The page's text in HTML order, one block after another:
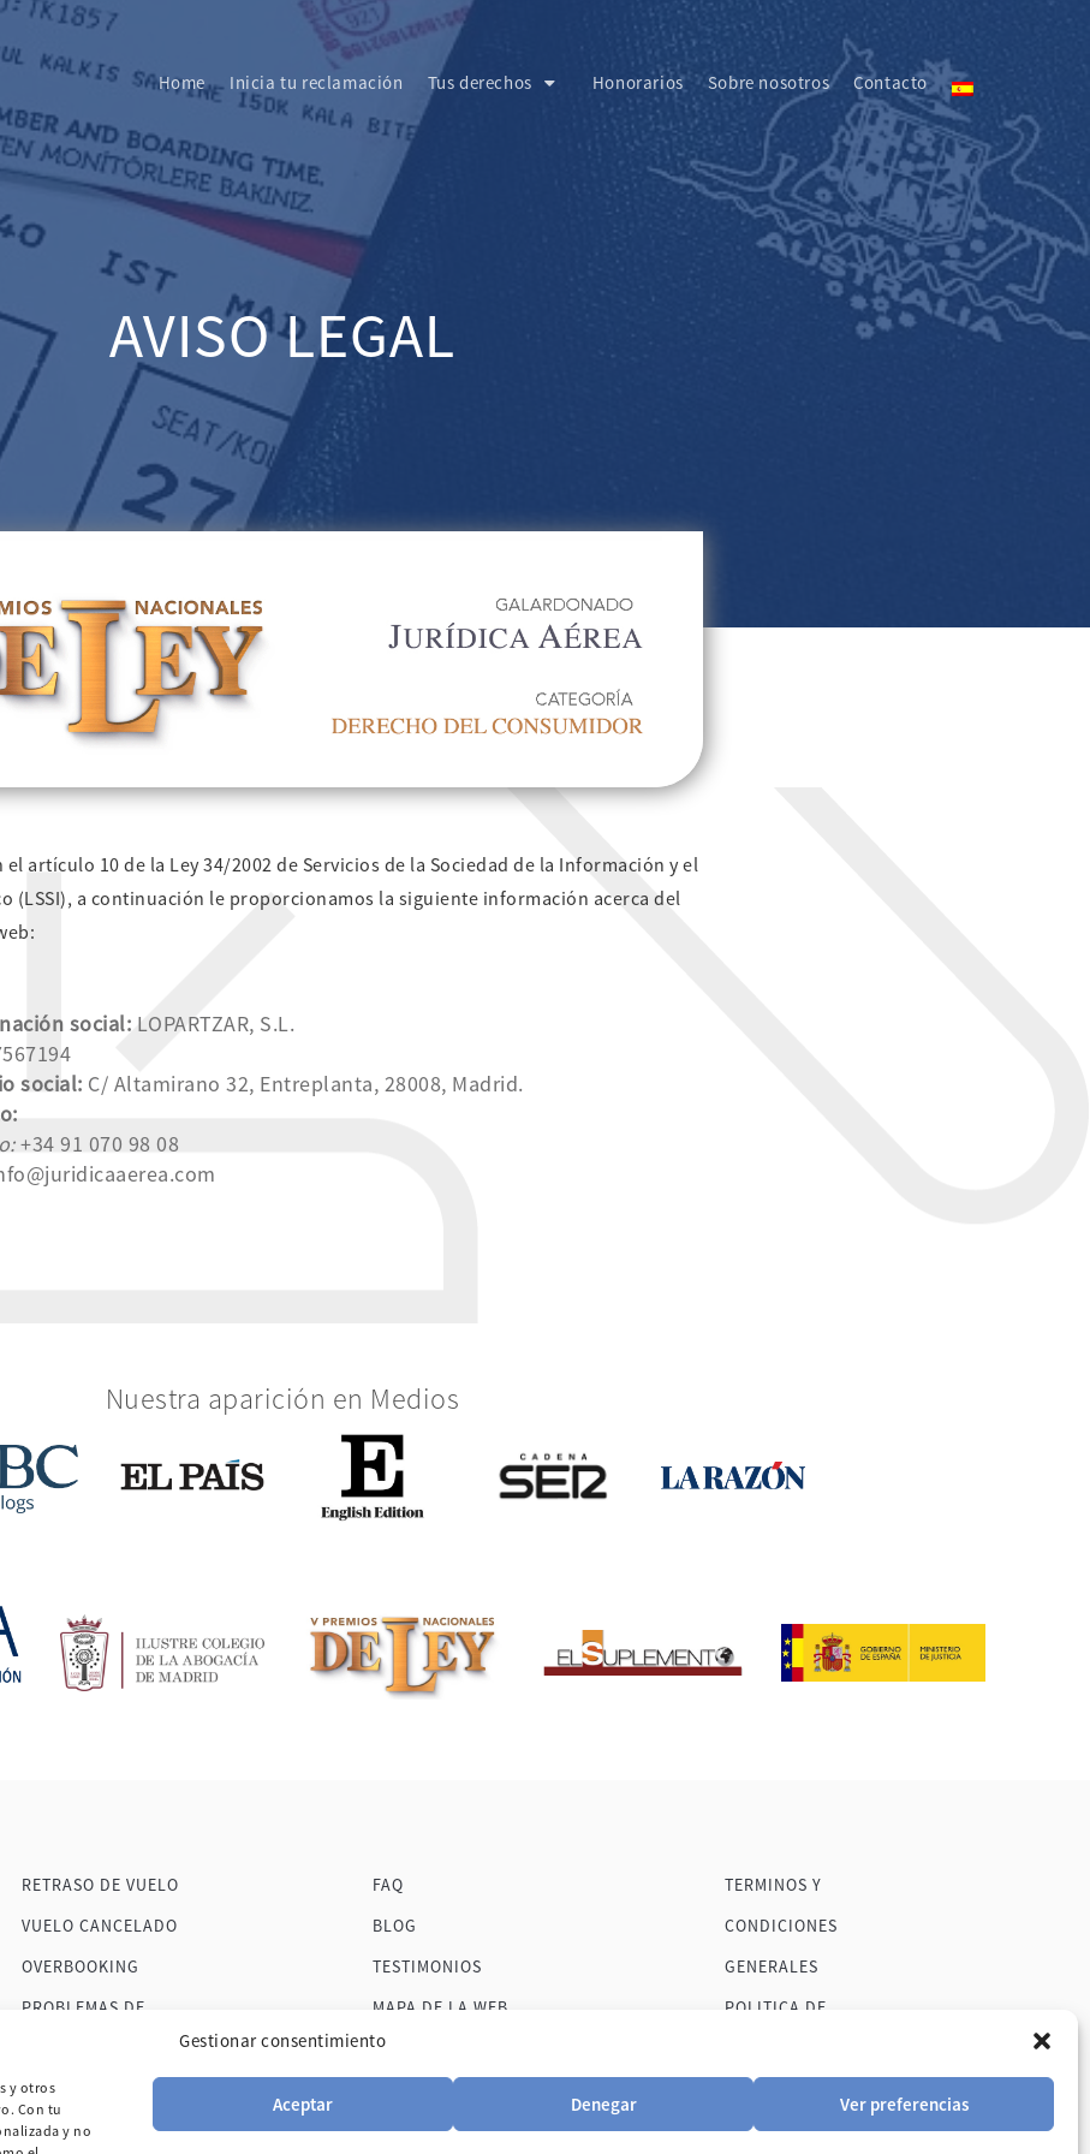
Gestionar consentimiento
y otros
Con tu
y no
Aceptar Denegar Ver preferencias
Home Inicia tu reclamación Tus derechos Honorarios Sobre nosotros Contacto
AVISO LEGAL
artículo 10 de la Ley 34/2002 de Servicios de la Sociedad de la Información y el
(LSSI), a continuación le proporcionamos la siguiente información acerca del
social: LOPARTZAR, S.L.
social: C/ Altamirano 32, Entreplanta, 28008, Madrid.
+34 91 070 98 08
Nuestra aparición en Medios
RETRASO DE VUELO
VUELO CANCELADO
OVERBOOKING
PROBLEMAS DE
FAQ
BLOG
TESTIMONIOS
MAPA DE LA WEB
CONTACTO
TERMINOS Y
CONDICIONES
GENERALES
POLITICA DE
POLITICA DE
COOKIES